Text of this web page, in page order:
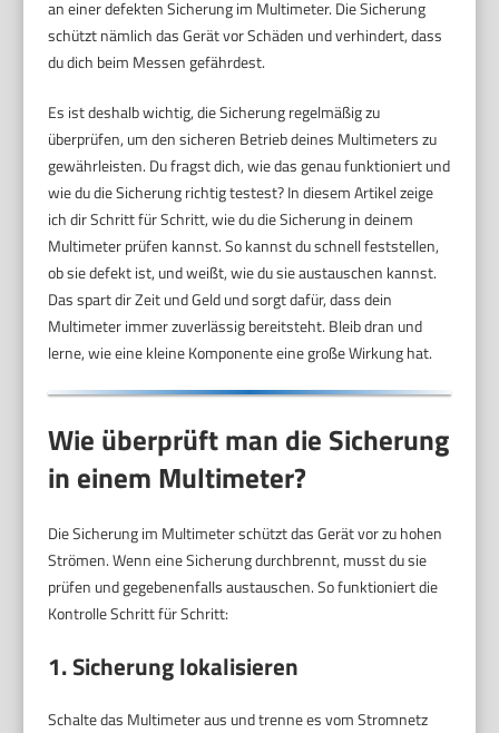
an einer defekten Sicherung im Multimeter. Die Sicherung
schützt nämlich das Gerät vor Schäden und verhindert, dass
du dich beim Messen gefährdest.
Es ist deshalb wichtig, die Sicherung regelmäßig zu
überprüfen, um den sicheren Betrieb deines Multimeters zu
gewährleisten. Du fragst dich, wie das genau funktioniert und
wie du die Sicherung richtig testest? In diesem Artikel zeige
ich dir Schritt für Schritt, wie du die Sicherung in deinem
Multimeter prüfen kannst. So kannst du schnell feststellen,
ob sie defekt ist, und weißt, wie du sie austauschen kannst.
Das spart dir Zeit und Geld und sorgt dafür, dass dein
Multimeter immer zuverlässig bereitsteht. Bleib dran und
lerne, wie eine kleine Komponente eine große Wirkung hat.
Wie überprüft man die Sicherung
in einem Multimeter?
Die Sicherung im Multimeter schützt das Gerät vor zu hohen
Strömen. Wenn eine Sicherung durchbrennt, musst du sie
prüfen und gegebenenfalls austauschen. So funktioniert die
Kontrolle Schritt für Schritt:
1. Sicherung lokalisieren
Schalte das Multimeter aus und trenne es vom Stromnetz